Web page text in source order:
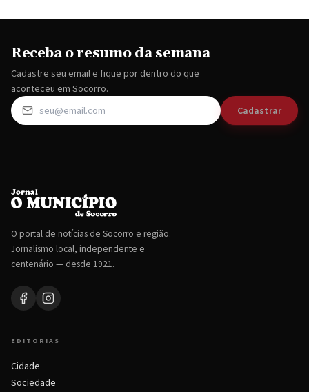
Receba o resumo da semana
Cadastre seu email e fique por dentro do que
aconteceu em Socorro.
Cadastrar
O portal de notícias de Socorro e região.
Jornalismo local, independente e
centenário — desde 1921.
EDITORIAS
Cidade
Sociedade